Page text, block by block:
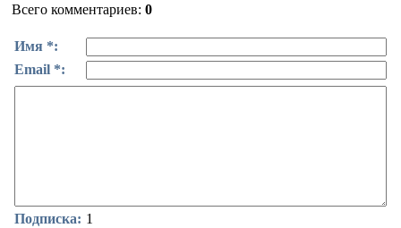
Всего комментариев: 0
Имя *:
Email *:
Подписка: 1